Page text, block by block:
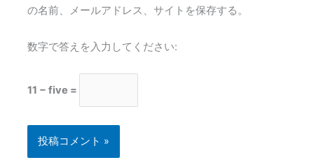
の名前、メールアドレス、サイトを保存する。
数字で答えを入力してください:
11 − five =